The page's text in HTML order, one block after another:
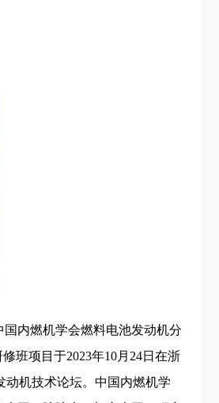
内燃机学会燃料电池发动机分
班项目于2023年10月24日在浙
动机技术论坛。中国内燃机学